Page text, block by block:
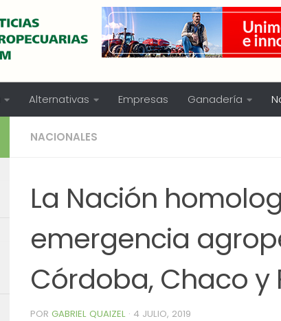
Alternativas Empresas Ganadería
NACIONALES
La Nación
emergencia
Córdoba, Chaco y
POR GABRIEL QUAIZEL · 4 JULIO, 2019